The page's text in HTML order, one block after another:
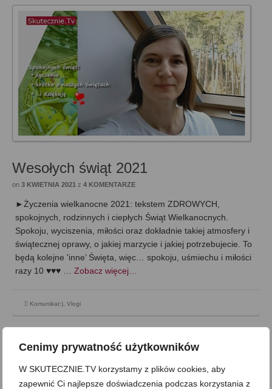
Cenimy prywatność użytkowników
W SKUTECZNIE.TV korzystamy z plików cookies, aby
zapewnić Ci najlepsze doświadczenia podczas korzystania z
Wesołych świąt 2021
on 3 KWIETNIA 2021 z 4 KOMENTARZE
►Życzenia wielkanocne 2021: tekstem ZDROWYCH,
spokojnych, rodzinnych i ciepłych Świąt Wielkanocnych.
Spokoju, wyciszenia, miłości oraz dokładnie takiej atmosfery i
świątecznej oprawy, o jakiej marzycie i jakiej potrzebujecie. To
będą kolejne 'inne’ Święta, więc… spokoju, uśmiechu i miłości
razy 10 ♥♥♥ … Zobacz więcej…
Komunikat:), Vlogi